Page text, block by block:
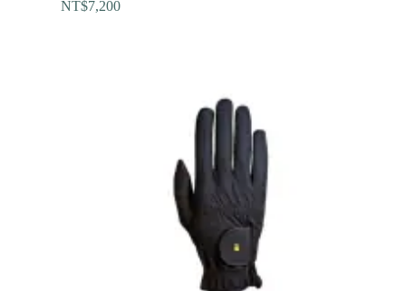
NT$7,200